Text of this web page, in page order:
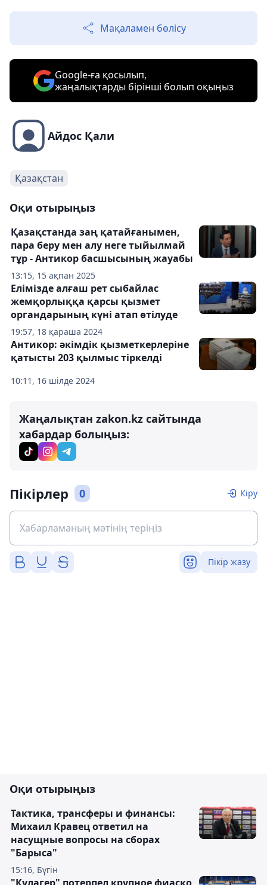
Мақаламен бөлісу
Google-ға қосылып,
жаңалықтарды бірінші болып оқыңыз
Айдос Қали
Қазақстан
Оқи отырыңыз
13:15, 15 ақпан 2025
Қазақстанда заң қатайғанымен,
пара беру мен алу неге тыйылмай
тұр - Антикор басшысының жауабы
19:57, 18 қараша 2024
Елімізде алғаш рет сыбайлас
жемқорлыққа қарсы қызмет
органдарының күні атап өтілуде
10:11, 16 шілде 2024
Антикор: әкімдік қызметкерлеріне
қатысты 203 қылмыс тіркелді
Жаңалықтан zakon.kz сайтында
хабардар болыңыз:
Пікірлер 0 Кіру
Пікір жазу
Оқи отырыңыз
15:16, Бүгін
Тактика, трансферы и финансы:
Михаил Кравец ответил на
насущные вопросы на сборах
"Барыса"